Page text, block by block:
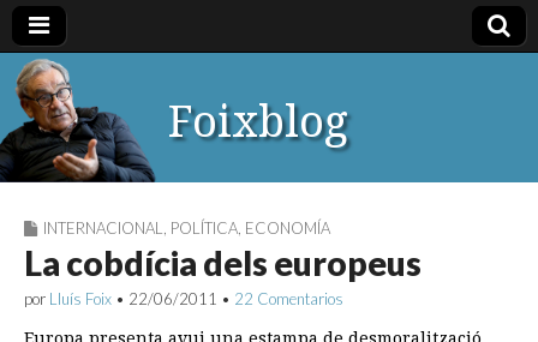
Foixblog
INTERNACIONAL POLÍTICA ECONOMÍA
La cobdícia dels europeus
por Lluís Foix • 22/06/2011 • 22 Comentarios